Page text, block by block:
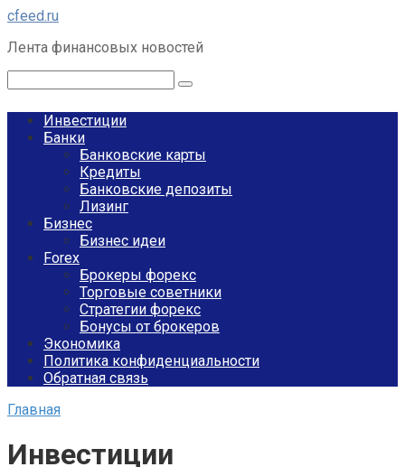
Перейти
контенту
cfeed.ru
Лента финансовых новостей
Инвестиции
Банки
Банковские карты
Кредиты
Банковские депозиты
Лизинг
Бизнес
Бизнес идеи
Forex
Брокеры форекс
Торговые советники
Стратегии форекс
Бонусы от брокеров
Экономика
Политика конфиденциальности
Обратная связь
Главная
Инвестиции